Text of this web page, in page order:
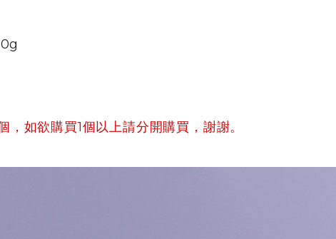
，如欲購買1個以上請分開購買，謝謝。